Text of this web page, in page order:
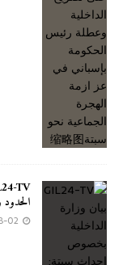
الحدود
02